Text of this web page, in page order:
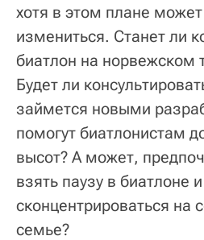
хотя в этом плане
измениться. Станет ли
биатлон на норвежском
Будет ли
займется новыми
помогут биатлонистам
высот? А может,
взять паузу в биатлоне и
сконцентрироваться на
семье?